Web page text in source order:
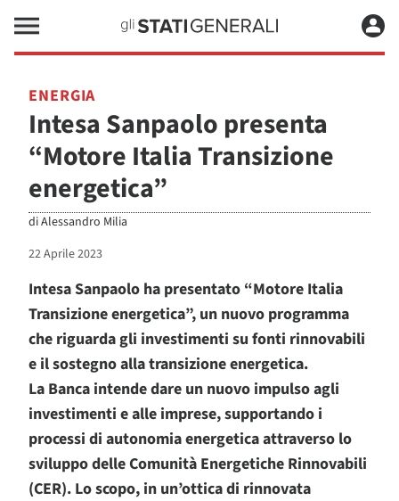
ENERGIA
Intesa Sanpaolo presenta
“Motore Italia Transizione
energetica”
diAlessandro Milia
22 Aprile 2023
Intesa Sanpaolo ha presentato “Motore Italia
Transizione energetica”, un nuovo programma
che riguarda gli investimenti su fonti rinnovabili
e il sostegno alla transizione energetica.
La Banca intende dare un nuovo impulso agli
investimenti e alle imprese, supportando i
processi di autonomia energetica attraverso lo
sviluppo delle Comunità Energetiche Rinnovabili
(CER). Lo scopo, in un’ottica di rinnovata